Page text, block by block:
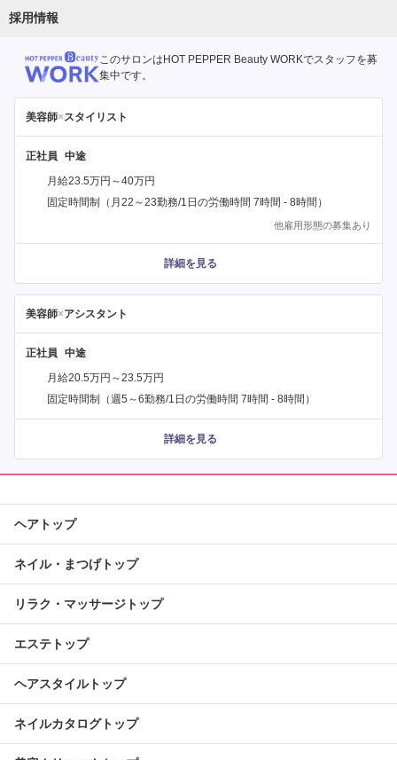
採用情報
このサロンはHOT PEPPER Beauty WORKでスタッフを募
集中です。
美容師×スタイリスト
正社員
月給23.5万円～40万円
固定時間制（月22～23勤務/1日の労働時間 7時間 - 8時間）
他雇用形態の募集あり
詳細を見る
美容師×アシスタント
正社員
月給20.5万円～23.5万円
固定時間制（週5～6勤務/1日の労働時間 7時間 - 8時間）
詳細を見る
ヘアトップ
ネイル・まつげトップ
リラク・マッサージトップ
エステトップ
ヘアスタイルトップ
ネイルカタログトップ